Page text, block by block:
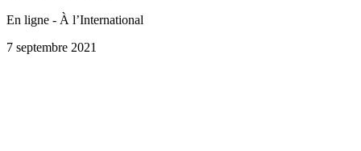
En ligne - À l’International
7 septembre 2021